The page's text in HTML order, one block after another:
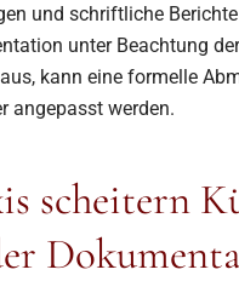
und schriftliche Berichte
unter Beachtung
kann eine formelle
angepasst werden.
scheitern